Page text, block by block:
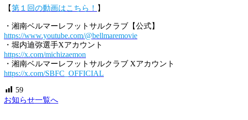
【第１回の動画はこちら！ 】
・湘南ベルマーレフットサルクラブ【公式】
https://www.youtube.com/@bellmaremovie
・堀内迪弥選手Xアカウント
https://x.com/michizaemon
・湘南ベルマーレフットサルクラブ Xアカウント
https://x.com/SBFC_OFFICIAL
59
お知らせ一覧へ